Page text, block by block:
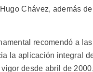
Chávez, además
recomendó a
la aplicación integral
desde abril de